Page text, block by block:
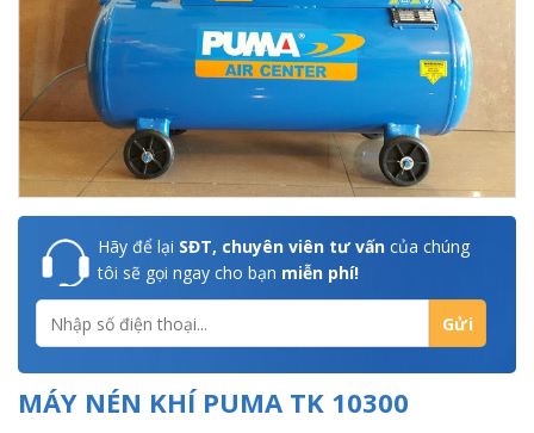
Hãy để lại SĐT, chuyên viên tư vấn của chúng
tôi sẽ gọi ngay cho bạn miễn phí!
MÁY NÉN KHÍ PUMA TK 10300